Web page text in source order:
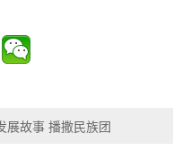
展故事 播撒民族团